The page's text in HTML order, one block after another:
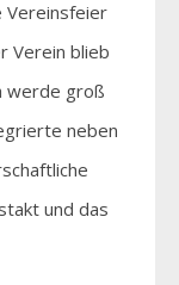
Vereinsfeier
Verein blieb
werde groß
neben
und das